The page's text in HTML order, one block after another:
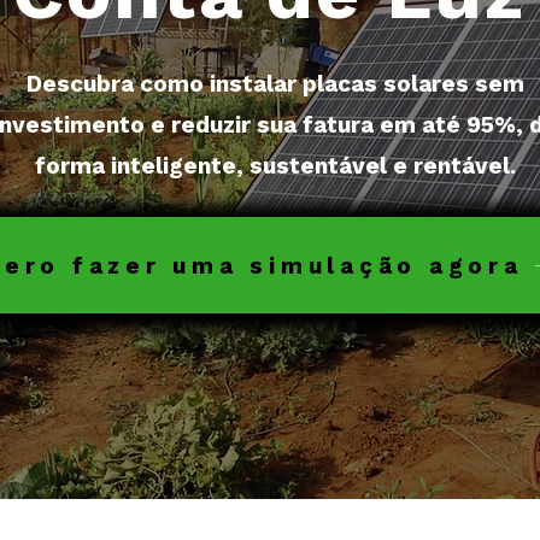
Descubra como instalar placas solares sem
e reduzir sua fatura em até 95%,
forma inteligente, sustentável e rentável.
fazer uma simulação agora